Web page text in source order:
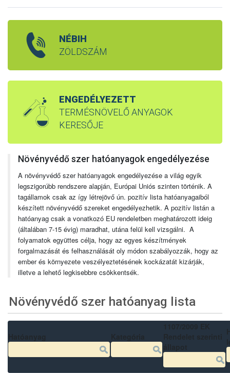
NÉBIH
ZÖLDSZÁM
ENGEDÉLYEZETT
TERMÉSNÖVELŐ ANYAGOK
KERESŐJE
Növényvédő szer hatóanyagok engedélyezése
A növényvédő szer hatóanyagok engedélyezése a világ egyik
legszigorúbb rendszere alapján, Európai Uniós szinten történik. A
tagállamok csak az így létrejövő ún. pozitív lista hatóanyagaiból
készített növényvédő szereket engedélyezhetik. A pozitív listán a
hatóanyag csak a vonatkozó EU rendeletben meghatározott ideig
(általában 7-15 évig) maradhat, utána felül kell vizsgálni. A
folyamatok együttes célja, hogy az egyes készítmények
forgalmazását és felhasználását oly módon szabályozzák, hogy az
ember és környezete veszélyeztetésének kockázatát kizárják,
illetve a lehető legkisebbre csökkentsék.
Növényvédő szer hatóanyag lista